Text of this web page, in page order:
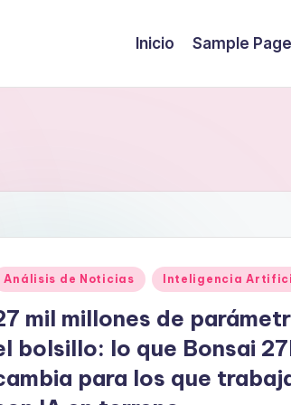
Inicio Sample Page
Análisis de Noticias Inteligencia
mil millones de
bolsillo: lo que Bonsai
para los que